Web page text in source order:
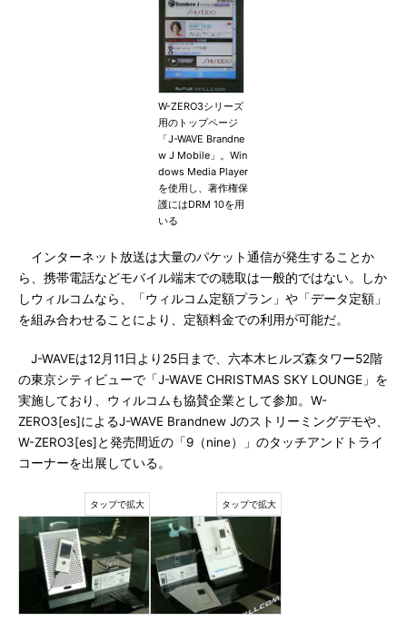
W-ZERO3シリーズ
用のトップページ
「J-WAVE Brandne
w J Mobile」。Win
dows Media Player
を使用し、著作権保
護にはDRM 10を用
いる
インターネット放送は大量のパケット通信が発生することか
ら、携帯電話などモバイル端末での聴取は一般的ではない。しか
しウィルコムなら、「ウィルコム定額プラン」や「データ定額」
を組み合わせることにより、定額料金での利用が可能だ。
J-WAVEは12月11日より25日まで、六本木ヒルズ森タワー52階
の東京シティビューで「J-WAVE CHRISTMAS SKY LOUNGE」を
実施しており、ウィルコムも協賛企業として参加。W-
ZERO3[es]によるJ-WAVE Brandnew Jのストリーミングデモや、
W-ZERO3[es]と発売間近の「9（nine）」のタッチアンドトライ
コーナーを出展している。